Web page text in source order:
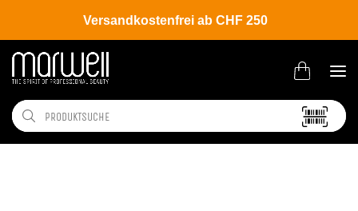
Versandkostenfrei ab CHF 250
Shop Brands CHI